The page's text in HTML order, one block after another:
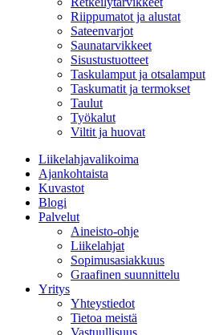
Riippumatot ja alustat
Sateenvarjot
Saunatarvikkeet
Sisustustuotteet
Taskulamput ja otsalamput
Taskumatit ja termokset
Taulut
Työkalut
Viltit ja huovat
Liikelahjavalikoima
Ajankohtaista
Kuvastot
Blogi
Palvelut
Aineisto-ohje
Liikelahjat
Sopimusasiakkuus
Graafinen suunnittelu
Yritys
Yhteystiedot
Tietoa meistä
Vastuullisuus